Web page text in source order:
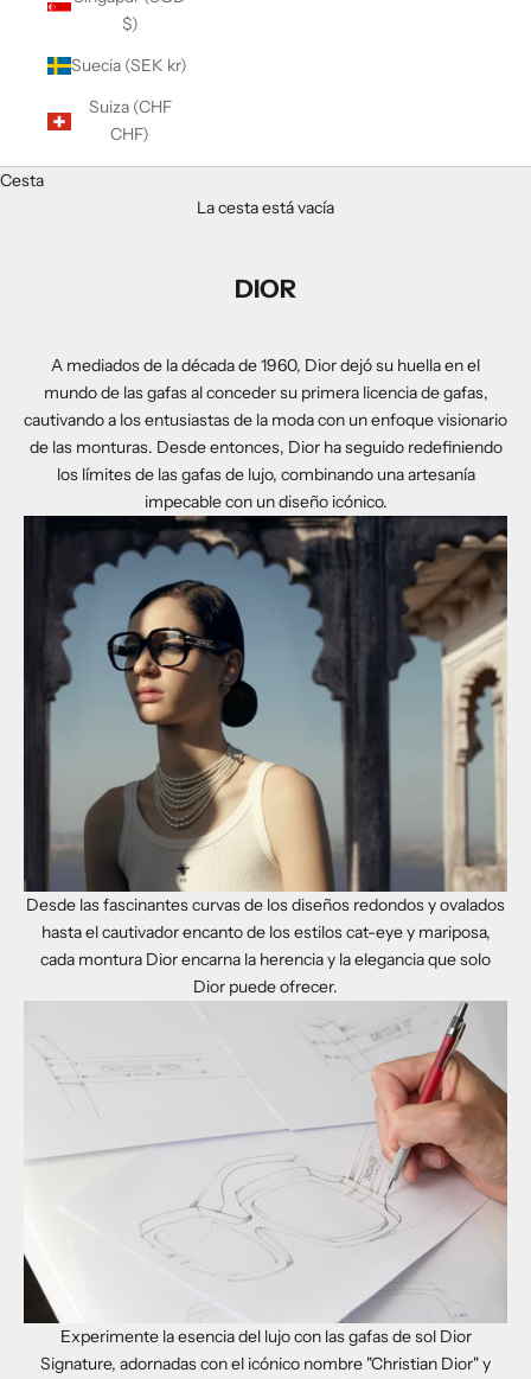
$)
Suecia (SEK kr)
Suiza (CHF
CHF)
Cesta
La cesta está vacía
DIOR
A mediados de la década de 1960, Dior dejó su huella en el
mundo de las gafas al conceder su primera licencia de gafas,
cautivando a los entusiastas de la moda con un enfoque visionario
de las monturas. Desde entonces, Dior ha seguido redefiniendo
los límites de las gafas de lujo, combinando una artesanía
impecable con un diseño icónico.
Desde las fascinantes curvas de los diseños redondos y ovalados
hasta el cautivador encanto de los estilos cat-eye y mariposa,
cada montura Dior encarna la herencia y la elegancia que solo
Dior puede ofrecer.
Experimente la esencia del lujo con las gafas de sol Dior
Signature, adornadas con el icónico nombre "Christian Dior" y